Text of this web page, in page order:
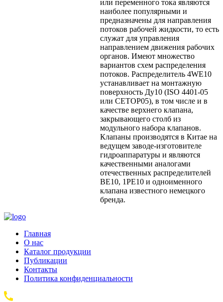
или переменного тока являются
наиболее популярными и
предназначены для направления
потоков рабочей жидкости, то есть
служат для управления
направлением движения рабочих
органов. Имеют множество
вариантов схем распределения
потоков. Распределитель 4WE10
устанавливает на монтажную
поверхность Ду10 (ISO 4401-05
или CETOP05), в том числе и в
качестве верхнего клапана,
закрывающего столб из
модульного набора клапанов.
Клапаны производятся в Китае на
ведущем заводе-изготовителе
гидроаппаратуры и являются
качественными аналогами
отечественных распределителей
ВЕ10, 1РЕ10 и одноименного
клапана известного немецкого
бренда.
Главная
О нас
Каталог продукции
Публикации
Контакты
Политика конфиденциальности